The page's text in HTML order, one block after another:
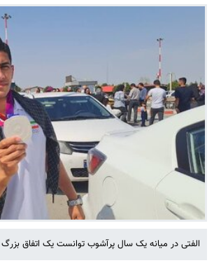
الفتی در میانه یک سال پرآشوب توانست یک اتفاق بزرگ